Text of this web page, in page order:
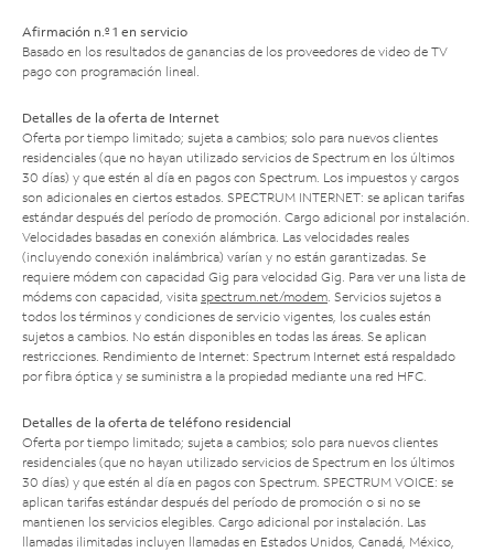
Afirmación n.º 1 en servicio
Basado en los resultados de ganancias de los proveedores de video de TV
pago con programación lineal.
Detalles de la oferta de Internet
Oferta por tiempo limitado; sujeta a cambios; solo para nuevos clientes
residenciales (que no hayan utilizado servicios de Spectrum en los últimos
30 días) y que estén al día en pagos con Spectrum. Los impuestos y cargos
son adicionales en ciertos estados. SPECTRUM INTERNET: se aplican tarifas
estándar después del período de promoción. Cargo adicional por instalación.
Velocidades basadas en conexión alámbrica. Las velocidades reales
(incluyendo conexión inalámbrica) varían y no están garantizadas. Se
requiere módem con capacidad Gig para velocidad Gig. Para ver una lista de
módems con capacidad, visita spectrum.net/modem. Servicios sujetos a
todos los términos y condiciones de servicio vigentes, los cuales están
sujetos a cambios. No están disponibles en todas las áreas. Se aplican
restricciones. Rendimiento de Internet: Spectrum Internet está respaldado
por fibra óptica y se suministra a la propiedad mediante una red HFC.
Detalles de la oferta de teléfono residencial
Oferta por tiempo limitado; sujeta a cambios; solo para nuevos clientes
residenciales (que no hayan utilizado servicios de Spectrum en los últimos
30 días) y que estén al día en pagos con Spectrum. SPECTRUM VOICE: se
aplican tarifas estándar después del período de promoción o si no se
mantienen los servicios elegibles. Cargo adicional por instalación. Las
llamadas ilimitadas incluyen llamadas en Estados Unidos, Canadá, México,